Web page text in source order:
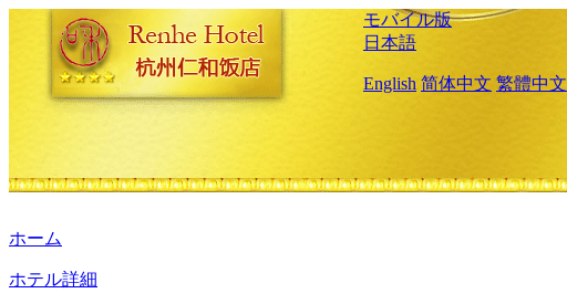
モバイル版
日本語
English 简体中文 繁體中文
ホーム
ホテル詳細